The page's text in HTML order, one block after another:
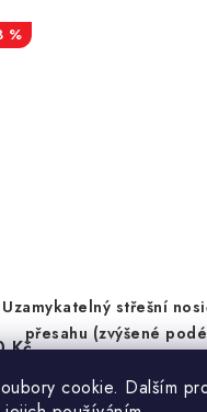
cookie. Dalším
%
Uzamykatelný střešní
přesahu (zvýšené
bez DPH
Kč